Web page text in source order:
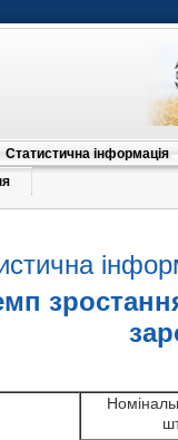
Статистична інформація